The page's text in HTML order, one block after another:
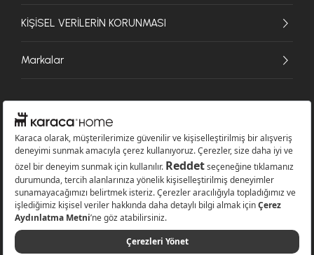
KİŞİSEL VERİLERİN KORUNMASI
Markalar
© 2026 Karaca Home Collection Tekstil Sanayi ve Ticaret A.Ş. - Tüm hakları
saklıdır.